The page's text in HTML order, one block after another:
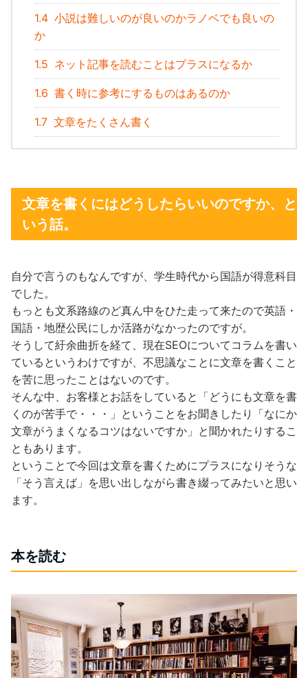
1.4 小説は難しいのが良いのかラノベでも良いの
か
1.5 ネット記事を読むことはプラスになるか
1.6 書く時に参考にするものはあるのか
1.7 文章をたくさん書く
文章を書くにはどうしたらいいのですか、と
いう話。
自分で言うのもなんですが、学生時代から国語が得意科目
でした。
もっとも文系路線のど真ん中をひた走って来たので英語・
国語・地歴公民にしか活路がなかったのですが。
そうして紆余曲折を経て、現在SEOについてコラムを書い
ているというわけですが、不思議なことに文章を書くこと
を苦に思ったことはないのです。
そんな中、お客様とお話をしていると「どうにも文章を書
くのが苦手で・・・」ということをお聞きしたり「なにか
文章がうまくなるコツはないですか」と聞かれたりするこ
ともあります。
ということで今回は文章を書くためにプラスになりそうな
「そう言えば」を思い出しながら書き綴ってみたいと思い
ます。
本を読む